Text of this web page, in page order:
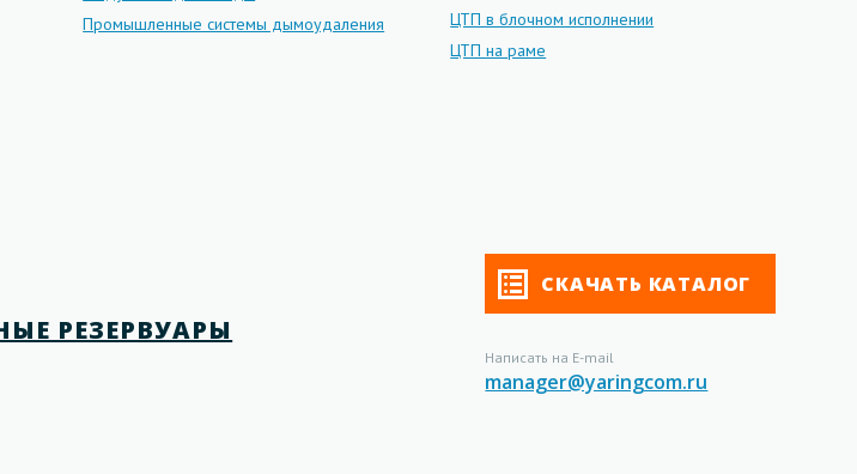
Промышленные системы дымоудаления
ЦТП в блочном исполнении
ЦТП на раме
РЕЗЕРВУАРЫ
СКАЧАТЬ КАТАЛОГ
Написать на E-mail
manager@yaringcom.ru